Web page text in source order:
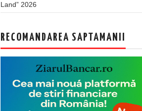
Land” 2026
RECOMANDAREA SAPTAMANII